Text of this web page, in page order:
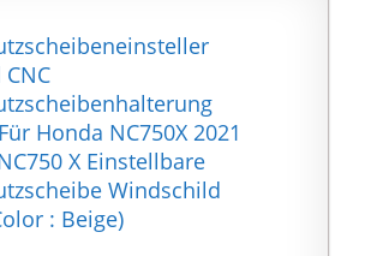
direkt.
★【Funktionalität】
Zustand:
100{c6d5c8f79c7ec2a14
487668700bbaa19cbcb
4835d5cb6d66e9413bb
5cb79115f} nagelneu.
Farbe: als Abbildungen
Honda NC750X 2021
X Einstellbare
Windschild
: Beige)